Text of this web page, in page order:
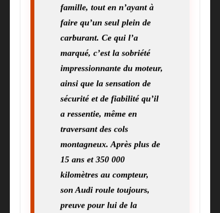
famille, tout en n’ayant à
faire qu’un seul plein de
carburant. Ce qui l’a
marqué, c’est la sobriété
impressionnante du moteur,
ainsi que la sensation de
sécurité et de fiabilité qu’il
a ressentie, même en
traversant des cols
montagneux. Après plus de
15 ans et 350 000
kilomètres au compteur,
son Audi roule toujours,
preuve pour lui de la